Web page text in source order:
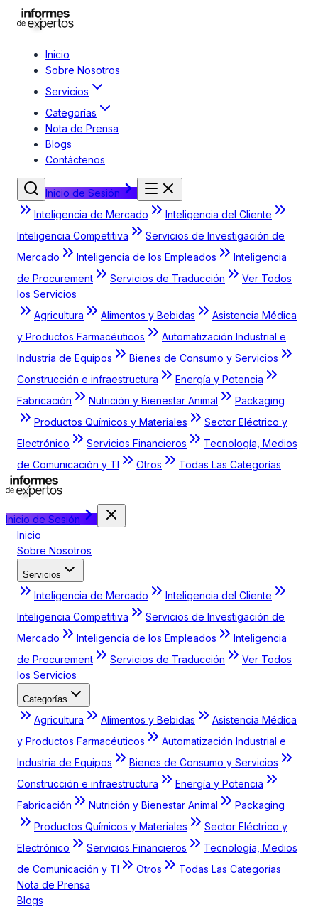
Inicio
Sobre Nosotros
Servicios
Categorías
Nota de Prensa
Blogs
Contáctenos
Inicio de Sesión
Inteligencia de Mercado
Inteligencia del Cliente
Inteligencia Competitiva
Servicios de Investigación de
Mercado
Inteligencia de los Empleados
Inteligencia
de Procurement
Servicios de Traducción
Ver Todos
los Servicios
Agricultura
Alimentos y Bebidas
Asistencia Médica
y Productos Farmacéuticos
Automatización Industrial e
Industria de Equipos
Bienes de Consumo y Servicios
Construcción e infraestructura
Energía y Potencia
Fabricación
Nutrición y Bienestar Animal
Packaging
Productos Químicos y Materiales
Sector Eléctrico y
Electrónico
Servicios Financieros
Tecnología, Medios
de Comunicación y TI
Otros Todas Las Categorías
Inicio de Sesión
Inicio
Sobre Nosotros
Servicios
Inteligencia de Mercado
Inteligencia del Cliente
Inteligencia Competitiva
Servicios de Investigación de
Mercado
Inteligencia de los Empleados
Inteligencia
de Procurement
Servicios de Traducción
Ver Todos
los Servicios
Categorías
Agricultura Alimentos y Bebidas
Asistencia Médica
y Productos Farmacéuticos
Automatización Industrial e
Industria de Equipos
Bienes de Consumo y Servicios
Construcción e infraestructura
Energía y Potencia
Fabricación
Nutrición y Bienestar Animal
Packaging
Productos Químicos y Materiales
Sector Eléctrico y
Electrónico
Servicios Financieros
Tecnología, Medios
de Comunicación y TI
Otros
Todas Las Categorías
Nota de Prensa
Blogs